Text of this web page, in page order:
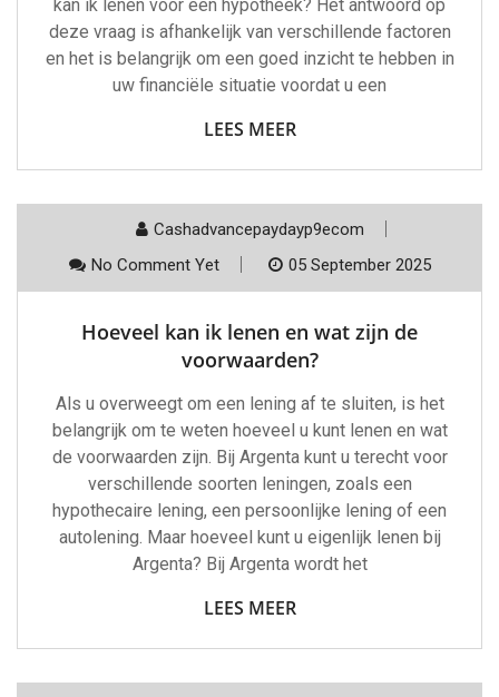
kan ik lenen voor een hypotheek? Het antwoord op
deze vraag is afhankelijk van verschillende factoren
en het is belangrijk om een goed inzicht te hebben in
uw financiële situatie voordat u een
LEES MEER
Cashadvancepaydayp9ecom
No Comment Yet
05 September 2025
Hoeveel kan ik lenen en wat zijn de
voorwaarden?
Als u overweegt om een lening af te sluiten, is het
belangrijk om te weten hoeveel u kunt lenen en wat
de voorwaarden zijn. Bij Argenta kunt u terecht voor
verschillende soorten leningen, zoals een
hypothecaire lening, een persoonlijke lening of een
autolening. Maar hoeveel kunt u eigenlijk lenen bij
Argenta? Bij Argenta wordt het
LEES MEER